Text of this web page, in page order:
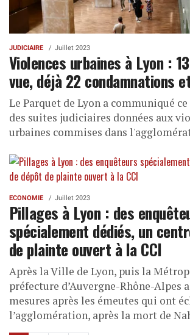
JUDICIAIRE Juillet 2023
Violences urbaines à Lyon :
vue, déjà 22 condamnations
Le Parquet de Lyon a communiqué
des suites judiciaires données aux
urbaines commises dans
ECONOMIE Juillet 2023
Pillages à Lyon : des
spécialement dédiés, un
de plainte ouvert à la CCI
Après la Ville de Lyon, puis la
préfecture d’Auvergne-Rhône-Alpes
mesures après les émeutes qui ont
l’agglomération, après la mort de